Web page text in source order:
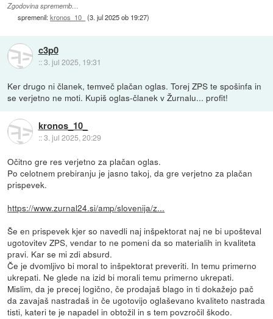
Zgodovina sprememb…
spremenil:kronos_10_ (3. jul 2025 ob 19:27)
c3p0
::3. jul 2025, 19:31
Ker drugo ni članek, temveč plačan oglas. Torej ZPS te spošinfa in
se verjetno ne moti. Kupiš oglas-članek v Žurnalu... profit!
kronos_10_
::3. jul 2025, 20:29
Očitno gre res verjetno za plačan oglas.
Po celotnem prebiranju je jasno takoj, da gre verjetno za plačan
prispevek.
https://www.zurnal24.si/amp/slovenija/z...
Še en prispevek kjer so navedli naj inšpektorat naj ne bi upošteval
ugotovitev ZPS, vendar to ne pomeni da so materialih in kvaliteta
pravi. Kar se mi zdi absurd.
Če je dvomljivo bi moral to inšpektorat preveriti. In temu primerno
ukrepati. Ne glede na izid bi morali temu primerno ukrepati.
Mislim, da je precej logično, če prodajaš blago in ti dokažejo pač
da zavajaš nastradaš in če ugotovijo oglaševano kvaliteto nastrada
tisti, kateri te je napadel in obtožil in s tem povzročil škodo.